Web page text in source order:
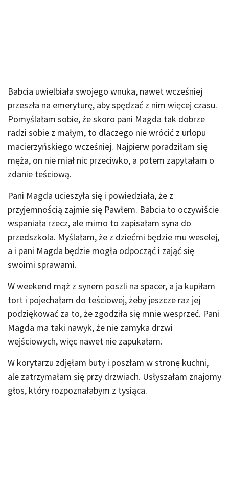
Babcia uwielbiała swojego wnuka, nawet wcześniej
przeszła na emeryturę, aby spędzać z nim więcej czasu.
Pomyślałam sobie, że skoro pani Magda tak dobrze
radzi sobie z małym, to dlaczego nie wrócić z urlopu
macierzyńskiego wcześniej. Najpierw poradziłam się
męża, on nie miał nic przeciwko, a potem zapytałam o
zdanie teściową.
Pani Magda ucieszyła się i powiedziała, że z
przyjemnością zajmie się Pawłem. Babcia to oczywiście
wspaniała rzecz, ale mimo to zapisałam syna do
przedszkola. Myślałam, że z dziećmi będzie mu weselej,
a i pani Magda będzie mogła odpocząć i zająć się
swoimi sprawami.
W weekend mąż z synem poszli na spacer, a ja kupiłam
tort i pojechałam do teściowej, żeby jeszcze raz jej
podziękować za to, że zgodziła się mnie wesprzeć. Pani
Magda ma taki nawyk, że nie zamyka drzwi
wejściowych, więc nawet nie zapukałam.
W korytarzu zdjęłam buty i poszłam w stronę kuchni,
ale zatrzymałam się przy drzwiach. Usłyszałam znajomy
głos, który rozpoznałabym z tysiąca.